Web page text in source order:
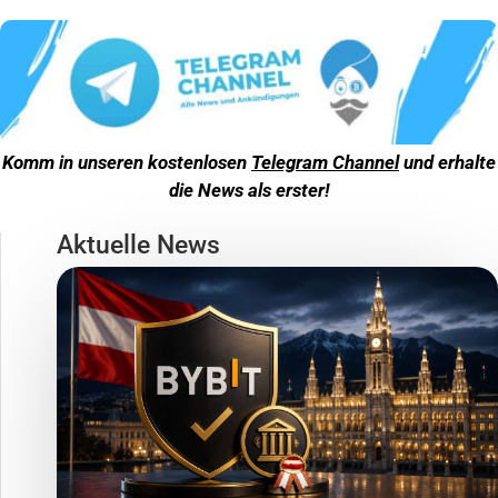
Komm in unseren kostenlosen Telegram Channelund erhalte
die News als erster!
Aktuelle News